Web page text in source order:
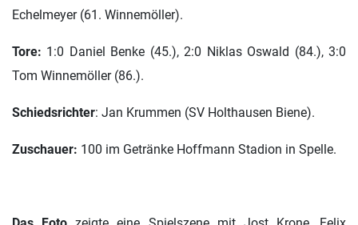
Echelmeyer (61. Winnemöller).
Tore: 1:0 Daniel Benke (45.), 2:0 Niklas Oswald (84.), 3:0
Tom Winnemöller (86.).
Schiedsrichter: Jan Krummen (SV Holthausen Biene).
Zuschauer: 100 im Getränke Hoffmann Stadion in Spelle.